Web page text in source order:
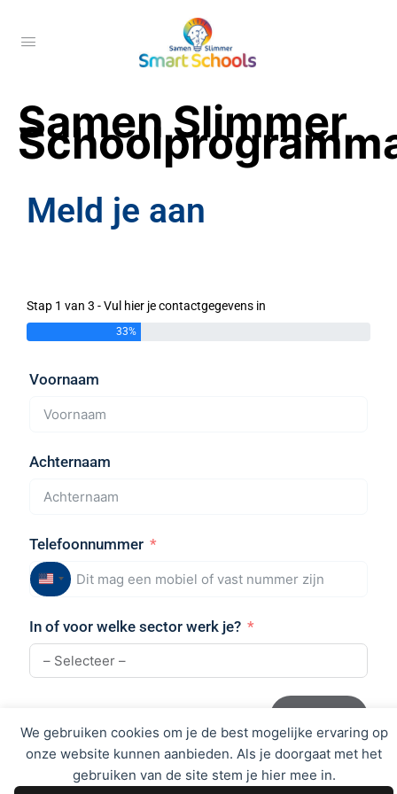
We gebruiken cookies om je de best mogelijke ervaring op
onze website kunnen aanbieden. Als je doorgaat met het
gebruiken van de site stem je hier mee in.
Samen Slimmer
Meld je aan
Stap 1 van 3 - Vul hier je contactgegevens in
33%
Voornaam
Achternaam
Telefoonnummer
United
+1
In of voor welke sector werk je?